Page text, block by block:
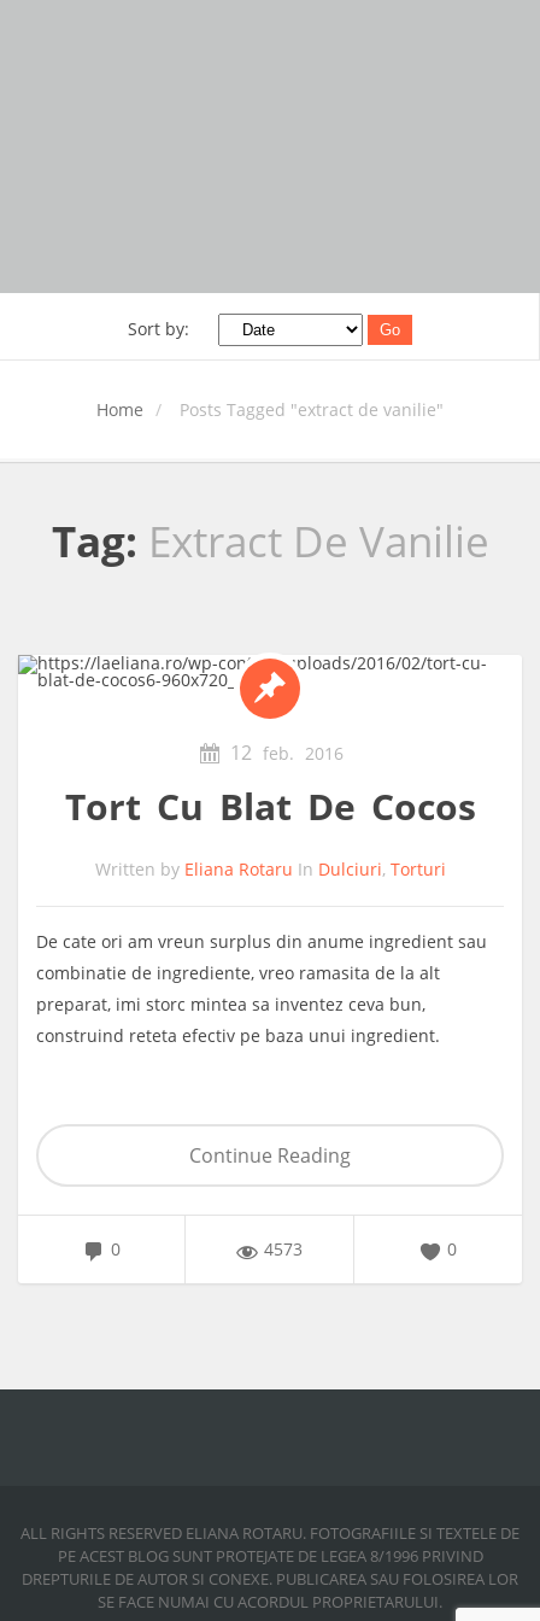
Sort by: Go
Home Posts Tagged "extract de vanilie"
Tag: Extract De Vanilie
Tort Cu Blat De Cocos
Written by Eliana Rotaru In Dulciuri, Torturi
De cate ori am vreun surplus din anume ingredient sau
combinatie de ingrediente, vreo ramasita de la alt
preparat, imi storc mintea sa inventez ceva bun,
construind reteta efectiv pe baza unui ingredient.
12 feb. 2016
0 4573 0
Continue Reading
ALL RIGHTS RESERVED ELIANA ROTARU. FOTOGRAFIILE SI TEXTELE DE
PE ACEST BLOG SUNT PROTEJATE DE LEGEA 8/1996 PRIVIND
DREPTURILE DE AUTOR SI CONEXE. PUBLICAREA SAU FOLOSIREA LOR
SE FACE NUMAI CU ACORDUL PROPRIETARULUI.